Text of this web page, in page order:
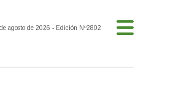
agosto de 2026 - Edición Nº2802